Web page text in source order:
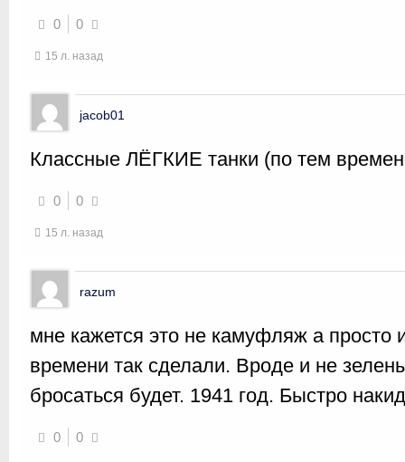
0 0
15 л. назад
jacob01
Классные ЛЁГКИЕ танки (по тем
0 0
15 л. назад
razum
мне кажется это не камуфляж а просто
времени так сделали. Вроде и не
бросаться будет. 1941 год. Быстро
0 0